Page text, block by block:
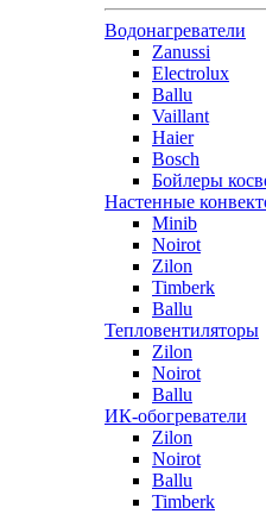
Водонагреватели
Zanussi
Electrolux
Ballu
Vaillant
Haier
Bosch
Бойлеры
Настенные
Minib
Noirot
Zilon
Timberk
Ballu
Тепловентиляторы
Zilon
Noirot
Ballu
ИК-обогреватели
Zilon
Noirot
Ballu
Timberk